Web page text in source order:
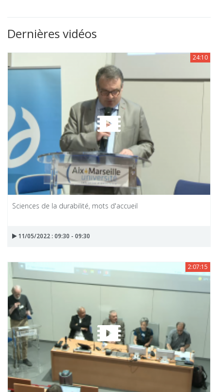
Dernières vidéos
24:10
Sciences de la durabilité, mots d'accueil
11/05/2022 : 09:30 - 09:30
2:07:15